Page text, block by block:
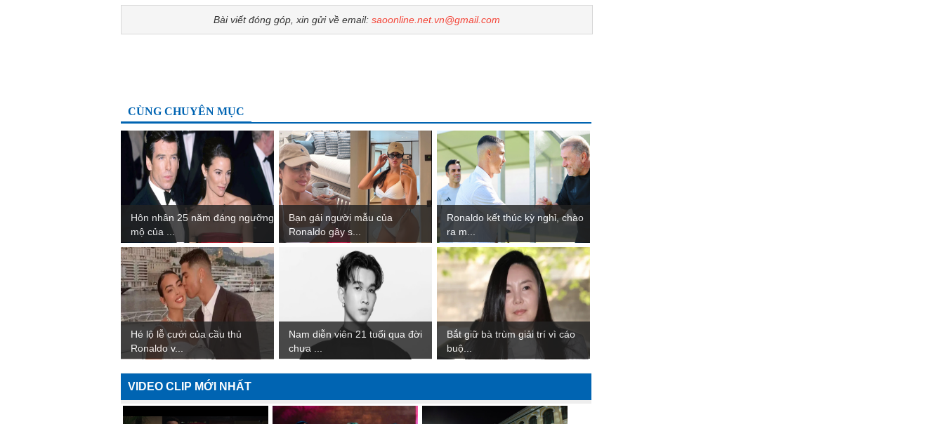
Bài viết đóng góp, xin gửi về email: saoonline.net.vn@gmail.com
CÙNG CHUYÊN MỤC
Hôn nhân 25 năm đáng ngưỡng
mộ của ...
Bạn gái người mẫu của
Ronaldo gây s...
Ronaldo kết thúc kỳ nghỉ, chào
ra m...
Hé lộ lễ cưới của cầu thủ
Ronaldo v...
Nam diễn viên 21 tuổi qua đời
chưa ...
Bắt giữ bà trùm giải trí vì cáo
buộ...
VIDEO CLIP MỚI NHẤT